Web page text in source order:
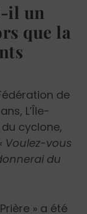
il un
que la
de
L’Île-
cyclone,
Voulez-vous
du
» a été